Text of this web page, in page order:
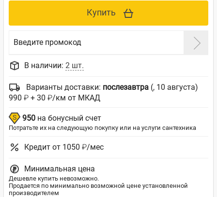
Купить
Введите промокод
В наличии: 2 шт.
Варианты доставки: послезавтра (, 10 августа)
990 ₽ + 30 ₽/км от МКАД
950 на бонусный счет
Потратьте их на следующую покупку или на услуги сантехника
Кредит от 1050 ₽/мес
Минимальная цена
Дешевле купить невозможно.
Продается по минимально возможной цене установленной
производителем